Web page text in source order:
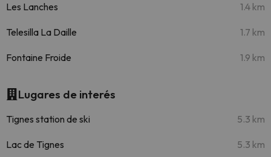
Les Lanches 1.4 km
Telesilla La Daille 1.7 km
Fontaine Froide 1.9 km
Lugares de interés
Tignes station de ski 5.3 km
Lac de Tignes 5.3 km